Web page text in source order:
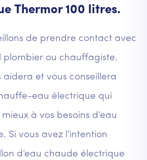
Thermor 100 litres.
de prendre contact avec
plombier ou chauffagiste.
aidera et vous conseillera
eau électrique qui
à vos besoins d’eau
Si vous avez l’intention
d’eau chaude électrique